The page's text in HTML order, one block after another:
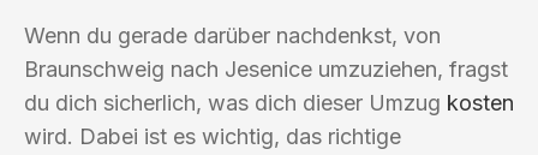
Wenn du gerade darüber nachdenkst, von
Braunschweig nach Jesenice umzuziehen, fragst
du dich sicherlich, was dich dieser Umzug kosten
wird. Dabei ist es wichtig, das richtige